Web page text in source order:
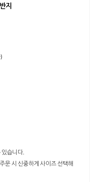
지
있습니다.
문 시 신중하게 사이즈 선택해